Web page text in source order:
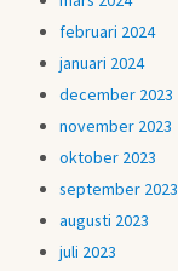
februari 2024
januari 2024
december 2023
november 2023
oktober 2023
september 2023
augusti 2023
juli 2023